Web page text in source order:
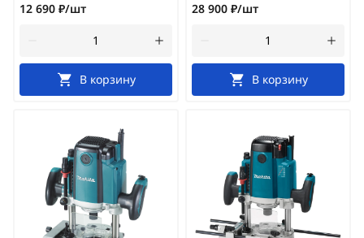
12 690 ₽/шт
В корзину
28 900 ₽/шт
В корзину